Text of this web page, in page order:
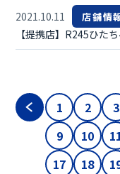
2021.10.11 店舗情
【提携店】R245ひた
1 2 3
9
10
17
18